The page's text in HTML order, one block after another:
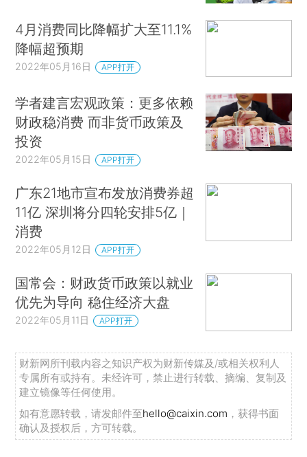
4月消费同比降幅扩大至11.1%
降幅超预期
2022年05月16日 APP打开
学者建言宏观政策：更多依赖
财政稳消费 而非货币政策及
投资
2022年05月15日 APP打开
广东21地市宣布发放消费券超
11亿 深圳将分四轮安排5亿｜
消费
2022年05月12日 APP打开
国常会：财政货币政策以就业
优先为导向 稳住经济大盘
2022年05月11日 APP打开
财新网所刊载内容之知识产权为财新传媒及/或相关权利人
专属所有或持有。未经许可，禁止进行转载、摘编、复制及
建立镜像等任何使用。
如有意愿转载，请发邮件至hello@caixin.com ，获得书面
确认及授权后，方可转载。